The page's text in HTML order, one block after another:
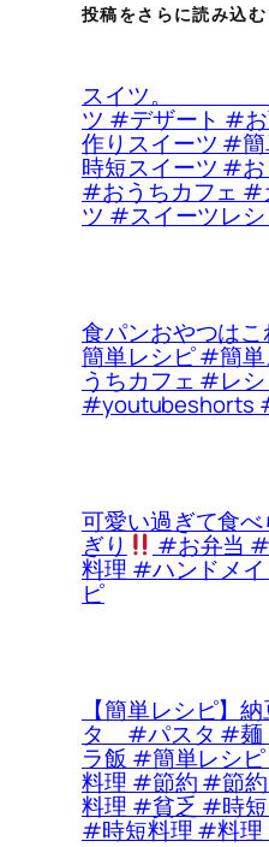
投稿をさらに読み込む
スイツ。
ツ #デザート #
作りスイーツ #
時短スイーツ #
#おうちカフェ #
ツ #スイーツレ
食パンおやつは
簡単レシピ #簡
うちカフェ #レ
#youtubeshorts
可愛い過ぎて食
ぎり #お弁当
料理 #ハンドメ
ピ
【簡単レシピ】
タ #パスタ #麺
ラ飯 #簡単レシ
料理 #節約 #節
料理 #貧乏 #時
#時短料理 #料